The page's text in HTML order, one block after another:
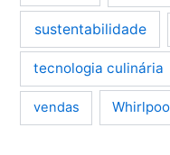
sustentabilidade
tecnologia culinária
vendas